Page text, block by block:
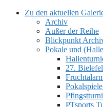
Zu den aktuellen
Archiv
Außer der Reihe
Blickpunkt
Pokale und
27.
PTsports